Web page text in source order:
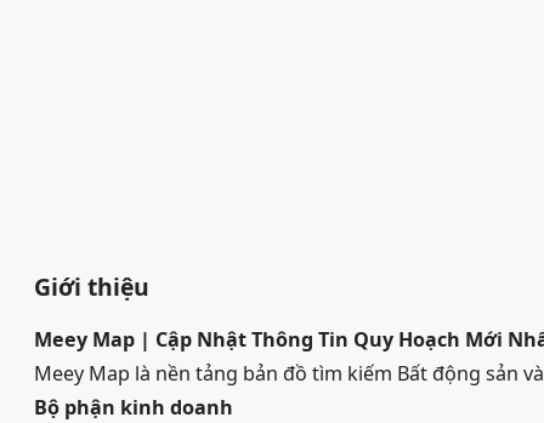
Giới thiệu
Meey Map | Cập Nhật Thông Tin Quy Hoạch Mới
Meey Map là nền tảng bản đồ tìm kiếm Bất động sản
Bộ phận kinh doanh